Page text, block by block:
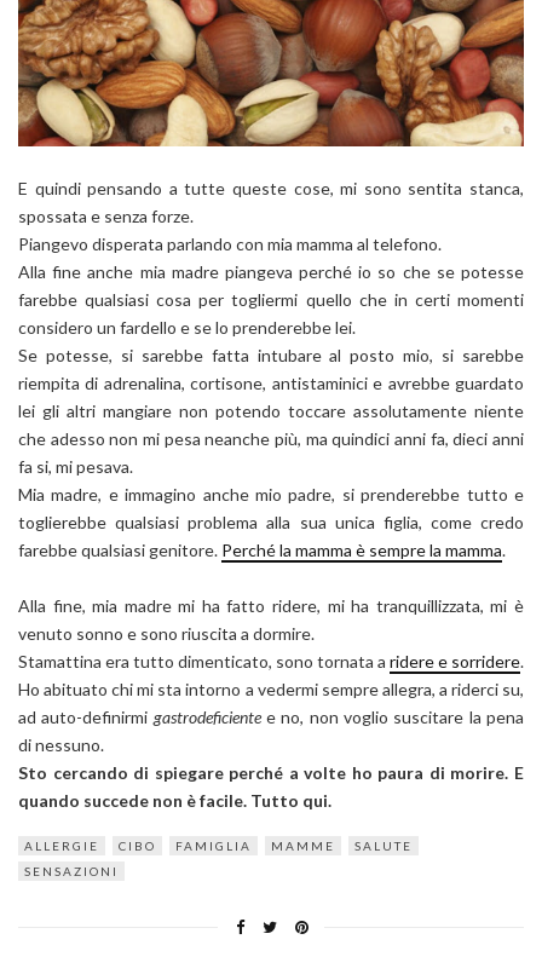
E quindi pensando a tutte queste cose, mi sono sentita stanca,
spossata e senza forze.
Piangevo disperata parlando con mia mamma al telefono.
Alla fine anche mia madre piangeva perché io so che se potesse
farebbe qualsiasi cosa per togliermi quello che in certi momenti
considero un fardello e se lo prenderebbe lei.
Se potesse, si sarebbe fatta intubare al posto mio, si sarebbe
riempita di adrenalina, cortisone, antistaminici e avrebbe guardato
lei gli altri mangiare non potendo toccare assolutamente niente
che adesso non mi pesa neanche più, ma quindici anni fa, dieci anni
fa si, mi pesava.
Mia madre, e immagino anche mio padre, si prenderebbe tutto e
toglierebbe qualsiasi problema alla sua unica figlia, come credo
farebbe qualsiasi genitore. Perché la mamma è sempre la mamma.
Alla fine, mia madre mi ha fatto ridere, mi ha tranquillizzata, mi è
venuto sonno e sono riuscita a dormire.
Stamattina era tutto dimenticato, sono tornata a ridere e sorridere.
Ho abituato chi mi sta intorno a vedermi sempre allegra, a riderci su,
ad auto-definirmi gastrodeficientee no, non voglio suscitare la pena
di nessuno.
Sto cercando di spiegare perché a volte ho paura di morire. E
quando succede non è facile. Tutto qui.
ALLERGIE CIBO FAMIGLIA MAMME
SALUTE
SENSAZIONI